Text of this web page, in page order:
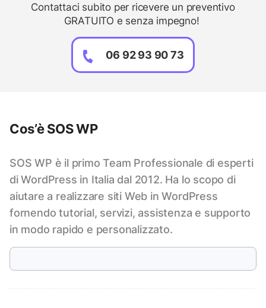
Contattaci subito per ricevere un preventivo
GRATUITO e senza impegno!
06 92 93 90 73
Cos’è SOS WP
SOS WP è il primo Team Professionale di esperti
di WordPress in Italia dal 2012. Ha lo scopo di
aiutare a realizzare siti Web in WordPress
fornendo tutorial, servizi, assistenza e supporto
in modo rapido e personalizzato.